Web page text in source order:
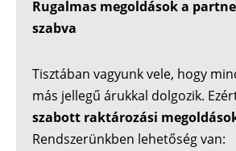
Rugalmas megoldások a
szabva
Tisztában vagyunk vele, hogy
más jellegű árukkal dolgozik.
szabott raktározási
Rendszerünkben lehetőség van: